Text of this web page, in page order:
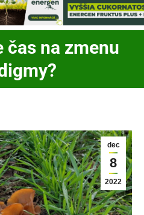
čas na zmenu
are here:
dec
8
2022